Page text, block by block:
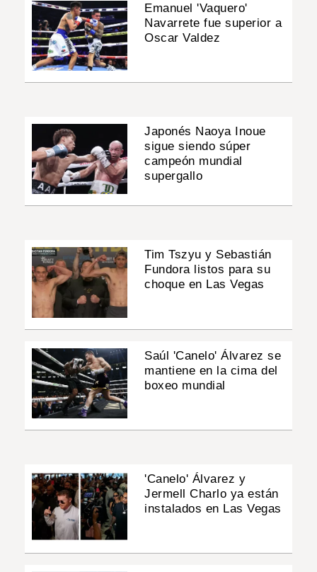
Emanuel 'Vaquero'
Navarrete fue superior a
Oscar Valdez
Japonés Naoya Inoue
sigue siendo súper
campeón mundial
supergallo
Tim Tszyu y Sebastián
Fundora listos para su
choque en Las Vegas
Saúl 'Canelo' Álvarez se
mantiene en la cima del
boxeo mundial
'Canelo' Álvarez y
Jermell Charlo ya están
instalados en Las Vegas